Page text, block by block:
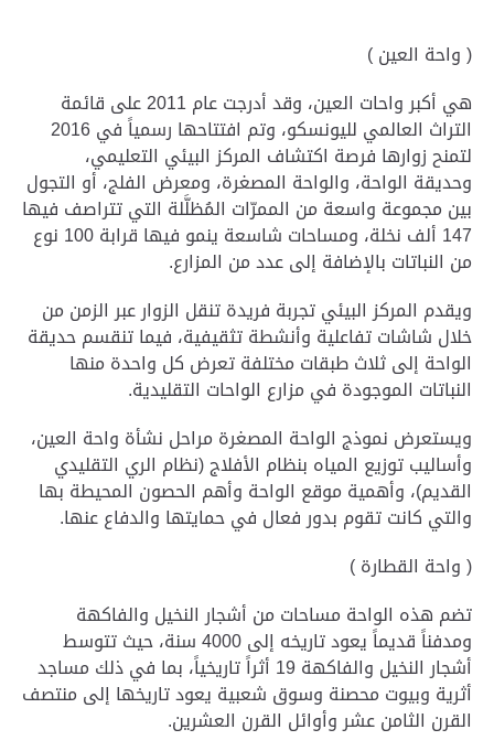
( واحة العين )
هي أكبر واحات العين، وقد أدرجت عام 2011 على قائمة
التراث العالمي لليونسكو، وتم افتتاحها رسمياً في 2016
لتمنح زوارها فرصة اكتشاف المركز البيئي التعليمي،
وحديقة الواحة، والواحة المصغرة، ومعرض الفلج، أو التجول
بين مجموعة واسعة من الممرّات المُظلَّلة التي تتراصف فيها
147 ألف نخلة، ومساحات شاسعة ينمو فيها قرابة 100 نوع
من النباتات بالإضافة إلى عدد من المزارع.
ويقدم المركز البيئي تجربة فريدة تنقل الزوار عبر الزمن من
خلال شاشات تفاعلية وأنشطة تثقيفية، فيما تنقسم حديقة
الواحة إلى ثلاث طبقات مختلفة تعرض كل واحدة منها
النباتات الموجودة في مزارع الواحات التقليدية.
ويستعرض نموذج الواحة المصغرة مراحل نشأة واحة العين،
وأساليب توزيع المياه بنظام الأفلاج (نظام الري التقليدي
القديم)، وأهمية موقع الواحة وأهم الحصون المحيطة بها
والتي كانت تقوم بدور فعال في حمايتها والدفاع عنها.
( واحة القطارة )
تضم هذه الواحة مساحات من أشجار النخيل والفاكهة
ومدفناً قديماً يعود تاريخه إلى 4000 سنة، حيث تتوسط
أشجار النخيل والفاكهة 19 أثراً تاريخياً، بما في ذلك مساجد
أثرية وبيوت محصنة وسوق شعبية يعود تاريخها إلى منتصف
القرن الثامن عشر وأوائل القرن العشرين.